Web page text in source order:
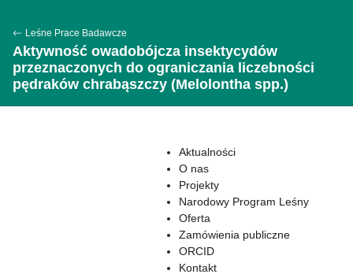
Leśne Prace Badawcze
Aktywność owadobójcza insektycydów
przeznaczonych do ograniczania liczebności
pędraków chrabąszczy (Melolontha spp.)
Aktualności
O nas
Projekty
Narodowy Program Leśny
Oferta
Zamówienia publiczne
ORCID
Kontakt